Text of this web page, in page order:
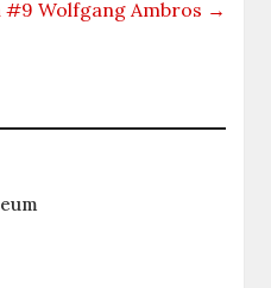
#9 Wolfgang Ambros →